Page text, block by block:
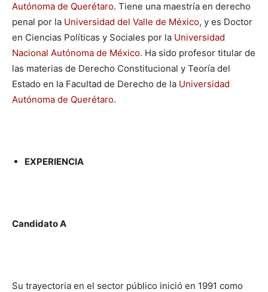
Autónoma de Querétaro. Tiene una maestría en derecho
penal por la Universidad del Valle de México, y es Doctor
en Ciencias Políticas y Sociales por la Universidad
Nacional Autónoma de México. Ha sido profesor titular de
las materias de Derecho Constitucional y Teoría del
Estado en la Facultad de Derecho de la Universidad
Autónoma de Querétaro.
EXPERIENCIA
Candidato A
Su trayectoria en el sector público inició en 1991 como